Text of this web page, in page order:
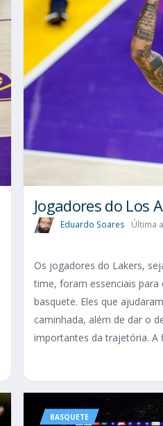
Jogadores do Los
Eduardo Soares Última
Os jogadores do Lakers,
time, foram essenciais para
basquete. Eles que
caminhada, além de dar o
importantes da trajetória. A
BASQUETE